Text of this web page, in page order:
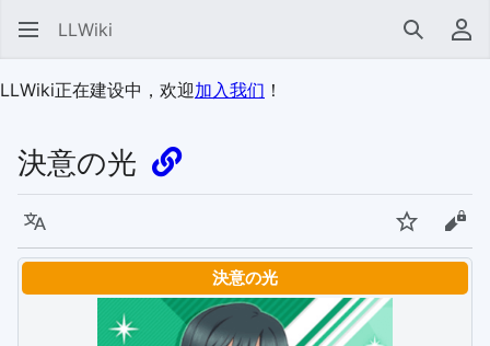
LLWiki 搜索 用
LLWiki正在建设中，欢迎加入我们 ！
決意の光
语言 监视 查
決意の光